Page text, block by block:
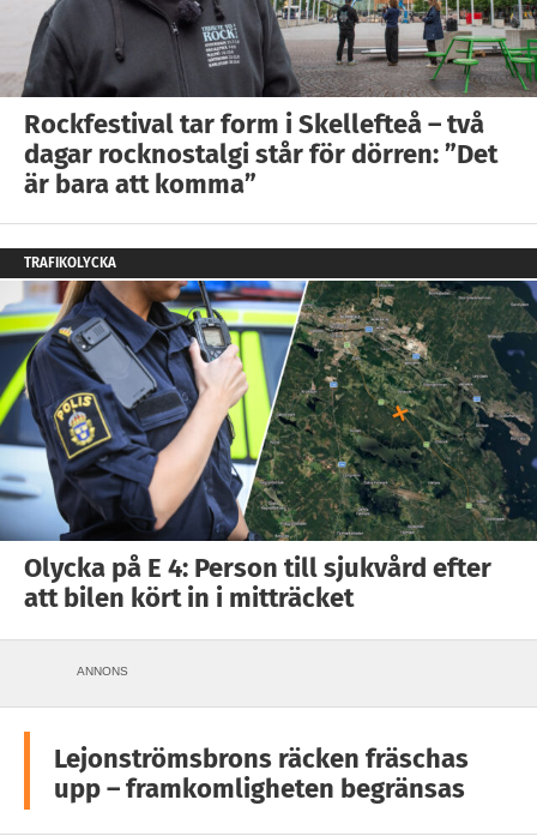
Rockfestival tar form i Skellefteå – två
dagar rocknostalgi står för dörren: ”Det
är bara att komma”
TRAFIKOLYCKA
Olycka på E 4: Person till sjukvård efter
att bilen kört in i mitträcket
ANNONS
Lejonströmsbrons räcken fräschas
upp – framkomligheten begränsas